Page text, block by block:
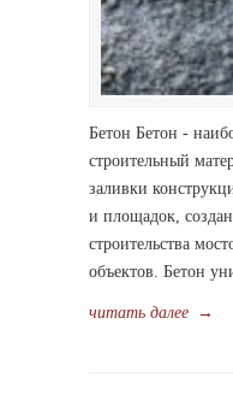
Бетон Бетон ‑
строительный
заливки
и площадок,
строительства
объектов. Бетон
читать далее →